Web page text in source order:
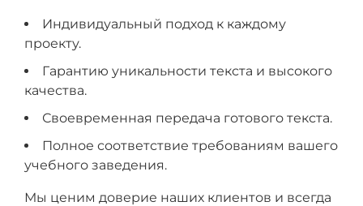
Индивидуальный подход к каждому
проекту.
Гарантию уникальности текста и высокого
качества.
Своевременная передача готового текста.
Полное соответствие требованиям вашего
учебного заведения.
Мы ценим доверие наших клиентов и всегда